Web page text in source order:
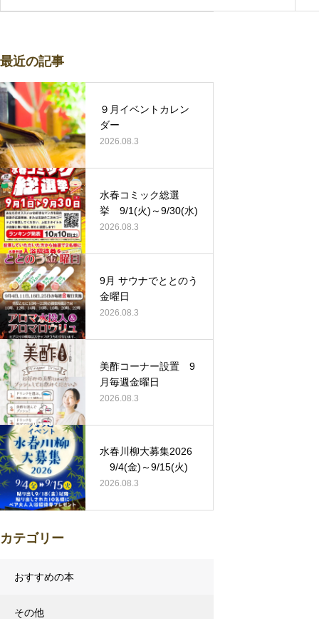
最近の記事
９月イベントカレン
ダー
2026.08.3
水春コミック総選
挙 9/1(火)～9/30(水)
2026.08.3
9月 サウナでととのう
金曜日
2026.08.3
美酢コーナー設置 9
月毎週金曜日
2026.08.3
水春川柳大募集2026
9/4(金)～9/15(火)
2026.08.3
カテゴリー
おすすめの本
その他